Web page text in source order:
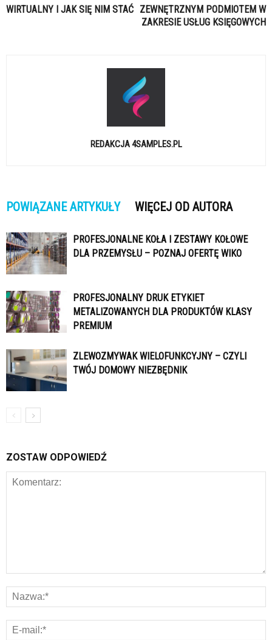
WIRTUALNY I JAK SIĘ NIM STAĆ ZEWNĘTRZNYM PODMIOTEM W
ZAKRESIE USŁUG KSIĘGOWYCH
REDAKCJA 4SAMPLES.PL
POWIĄZANE ARTYKUŁY WIĘCEJ OD AUTORA
PROFESJONALNE KOŁA I ZESTAWY KOŁOWE
DLA PRZEMYSŁU – POZNAJ OFERTĘ WIKO
PROFESJONALNY DRUK ETYKIET
METALIZOWANYCH DLA PRODUKTÓW KLASY
PREMIUM
ZLEWOZMYWAK WIELOFUNKCYJNY – CZYLI
TWÓJ DOMOWY NIEZBĘDNIK
ZOSTAW ODPOWIEDŹ